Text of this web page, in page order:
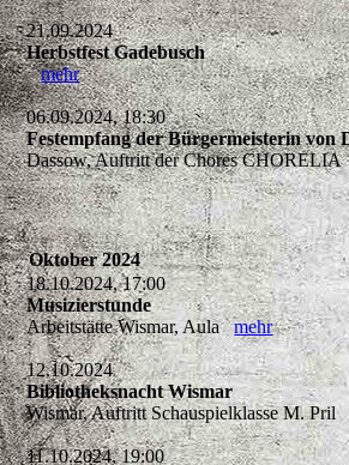
21.09.2024
Herbstfest Gadebusch
mehr
06.09.2024, 18:30
Festempfang der Bürgermeisterin von
Dassow, Auftritt der Chores
Oktober 2024
18.10.2024, 17:00
Musizierstunde
Arbeitstätte Wismar, Aulamehr
12.10.2024
Bibliotheksnacht Wismar
Wismar, Auftritt Schauspielklasse M.
11.10.2024, 19:00